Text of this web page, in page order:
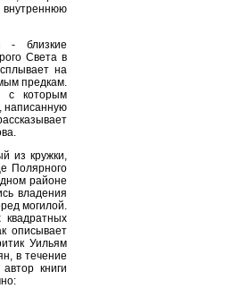
внутреннюю
- близкие
Света в
на
предкам.
с которым
написанную
из кружки,
Полярного
районе
владения
могилой.
описывает
Уильям
в течение
книги